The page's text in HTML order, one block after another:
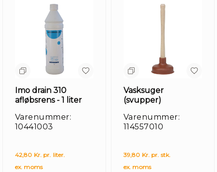
Imo drain 310
afløbsrens - 1 liter
Varenummer:
10441003
42,80 Kr. pr. liter.
ex. moms
Vasksuger
(svupper)
Varenummer:
114557010
39,80 Kr. pr. stk.
ex. moms